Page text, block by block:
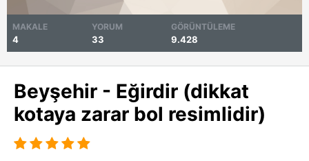
MAKALE
4
YORUM
33
GÖRÜNTÜLEME
9.428
Beyşehir - Eğirdir (dikkat
kotaya zarar bol resimlidir)